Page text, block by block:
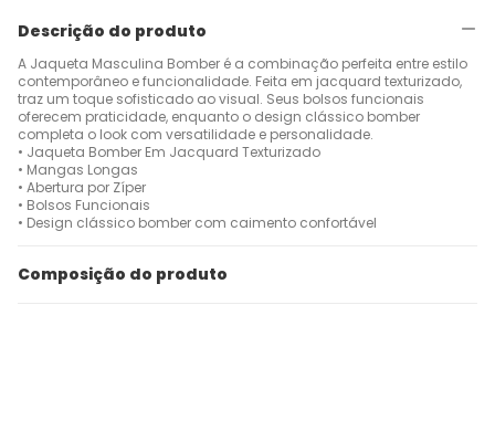
Descrição do produto
A Jaqueta Masculina Bomber é a combinação perfeita entre estilo
contemporâneo e funcionalidade. Feita em jacquard texturizado,
traz um toque sofisticado ao visual. Seus bolsos funcionais
oferecem praticidade, enquanto o design clássico bomber
completa o look com versatilidade e personalidade.
• Jaqueta Bomber Em Jacquard Texturizado
• Mangas Longas
• Abertura por Zíper
• Bolsos Funcionais
• Design clássico bomber com caimento confortável
Composição do produto